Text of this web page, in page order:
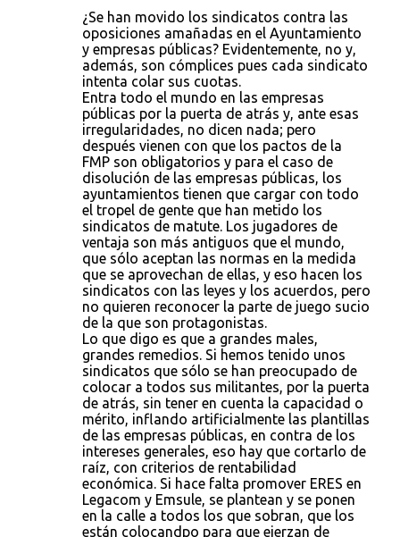
¿Se han movido los sindicatos contra las
oposiciones amañadas en el Ayuntamiento
y empresas públicas? Evidentemente, no y,
además, son cómplices pues cada sindicato
intenta colar sus cuotas.
Entra todo el mundo en las empresas
públicas por la puerta de atrás y, ante esas
irregularidades, no dicen nada; pero
después vienen con que los pactos de la
FMP son obligatorios y para el caso de
disolución de las empresas públicas, los
ayuntamientos tienen que cargar con todo
el tropel de gente que han metido los
sindicatos de matute. Los jugadores de
ventaja son más antiguos que el mundo,
que sólo aceptan las normas en la medida
que se aprovechan de ellas, y eso hacen los
sindicatos con las leyes y los acuerdos, pero
no quieren reconocer la parte de juego sucio
de la que son protagonistas.
Lo que digo es que a grandes males,
grandes remedios. Si hemos tenido unos
sindicatos que sólo se han preocupado de
colocar a todos sus militantes, por la puerta
de atrás, sin tener en cuenta la capacidad o
mérito, inflando artificialmente las plantillas
de las empresas públicas, en contra de los
intereses generales, eso hay que cortarlo de
raíz, con criterios de rentabilidad
económica. Si hace falta promover ERES en
Legacom y Emsule, se plantean y se ponen
en la calle a todos los que sobran, que los
están colocandpo para que ejerzan de